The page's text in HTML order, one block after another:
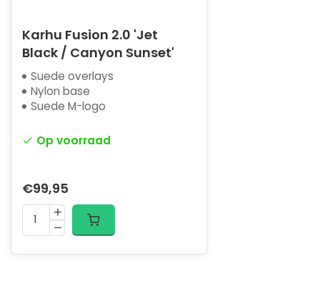
Karhu Fusion 2.0 'Jet
Black / Canyon Sunset'
Suede overlays
Nylon base
Suede M-logo
Op voorraad
€99,95